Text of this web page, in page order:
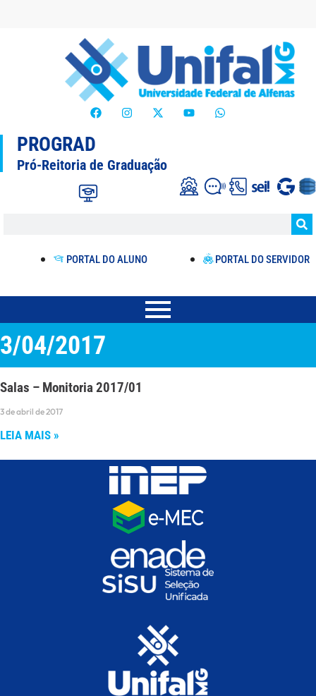
PROGRAD
Pró-Reitoria de Graduação
PORTAL DO ALUNO PORTAL DO SERVIDOR
3/04/2017
Salas – Monitoria 2017/01
3 de abril de 2017
LEIA MAIS »